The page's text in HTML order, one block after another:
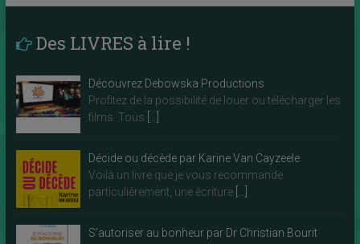
Des LIVRES à lire !
Découvrez Debowska Productions
Profitez de la possibilité de louer ou télécharger les
films. Tous
Décide ou décède par Karine Van Cayzeele
Voilà un livre que je vous recommande
particulièrement, une écriture
S’autoriser au bonheur par Dr Christian Bourit